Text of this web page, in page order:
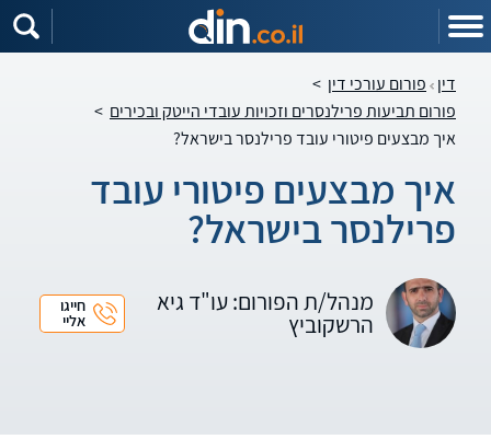
דין פורום עורכי דין >
פורום תביעות פרילנסרים וזכויות עובדי הייטק ובכירים >
איך מבצעים פיטורי עובד פרילנסר בישראל?
איך מבצעים פיטורי עובד
פרילנסר בישראל?
מנהל/ת הפורום: עו"ד גיא
הרשקוביץ
חייגו
אליי